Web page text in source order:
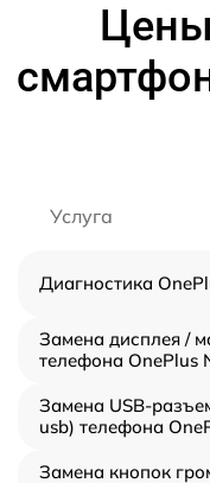
Услуга
Диагностика
Замена дисплея /
телефона OnePlus
Замена USB-
usb) телефона
Замена кнопок